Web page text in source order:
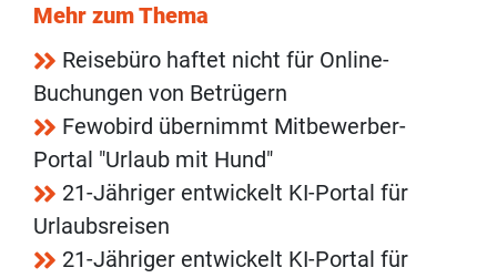
Mehr zum Thema
Reisebüro haftet nicht für Online-
Buchungen von Betrügern
Fewobird übernimmt Mitbewerber-
Portal "Urlaub mit Hund"
21-Jähriger entwickelt KI-Portal für
Urlaubsreisen
21-Jähriger entwickelt KI-Portal für